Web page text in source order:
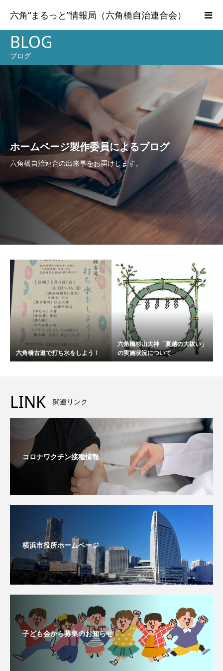
六角“まるっと”情報局（六角橋自治連合会）
BLOG
ブログ
ホームページ製作委員によるブログ
六角橋自治連合の出来事をお届けします。
六角橋古道で打ち水をしよう！
六角橋杉山大神「夏越の大祓い」
の実施状況について
LINK 関連リンク
コロナワクチン接種情報
横浜市役所ホームページ
子ども会から募集のお知らせ